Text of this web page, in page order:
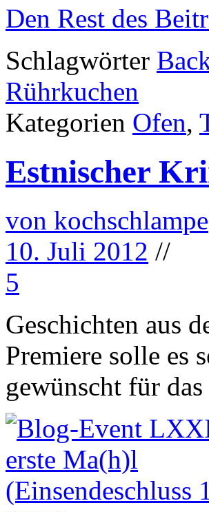
Den Rest des
Schlagwörter
Rührkuchen
Kategorien Ofen,
Estnischer
von kochschlampe
10. Juli 2012 //
5
Geschichten aus
Premiere solle es
gewünscht für